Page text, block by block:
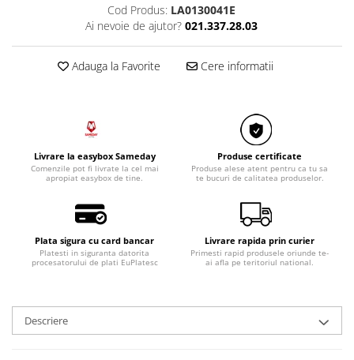
Razatoare electrice
Roboti de bucatarie
Sandwich-makere
Ingrijire locuinta
Fiare, statii & aparate de calcat cu
abur
Tehnica de birou
Cod Produs: LA0130041E
Ai nevoie de ajutor? 021.337.28.03
Adauga la Favorite Cere informatii
Livrare la easybox Sameday
Comenzile pot fi livrate la cel mai
apropiat easybox de tine.
Produse certificate
Produse alese atent pentru ca tu sa
te bucuri de calitatea produselor.
Plata sigura cu card bancar
Platesti in siguranta datorita
procesatorului de plati EuPlatesc
Livrare rapida prin curier
Primesti rapid produsele oriunde te-
ai afla pe teritoriul national.
Descriere